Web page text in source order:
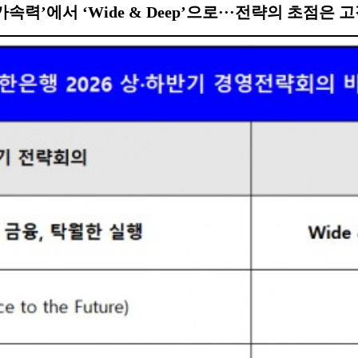
속력’에서 ‘Wide & Deep’으로···전략의 초점은